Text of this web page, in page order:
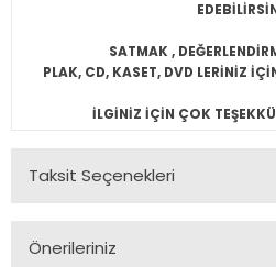
SATMAK ,
PLAK, CD, KASET, DVD LERİNİZ
İLGİNİZ İÇİN ÇOK
Taksit Seçenekleri
Önerileriniz